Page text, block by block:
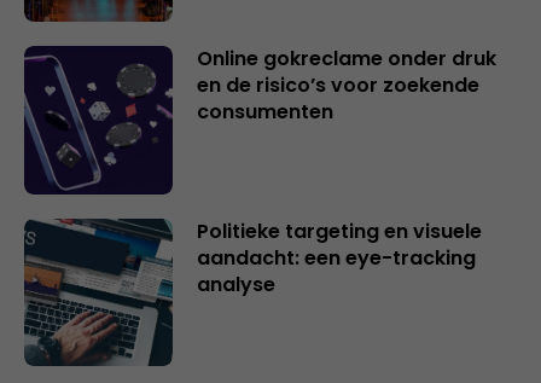
Online gokreclame onder druk
en de risico’s voor zoekende
consumenten
Politieke targeting en visuele
aandacht: een eye-tracking
analyse